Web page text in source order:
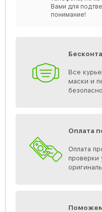
Вами для
понимание!
Все
маски и
Оплата
Оплата
проверки